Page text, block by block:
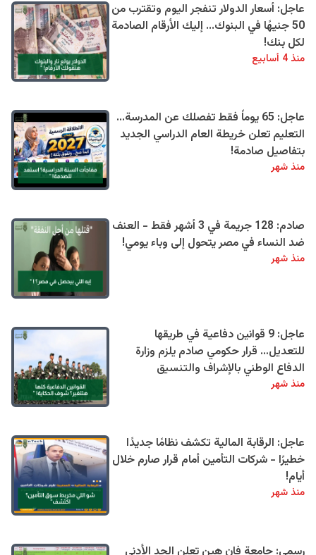
عاجل: أسعار الدولار تنفجر اليوم وتقترب من
50 جنيهًا في البنوك... إليك الأرقام الصادمة
لكل بنك!
منذ 4 أسابيع
عاجل: 65 يوماً فقط تفصلك عن المدرسة...
التعليم تعلن خريطة العام الدراسي الجديد
بتفاصيل صادمة!
منذ شهر
صادم: 128 جريمة في 3 أشهر فقط - العنف
ضد النساء في مصر يتحول إلى وباء يومي!
منذ شهر
عاجل: 9 قوانين دفاعية في طريقها
للتعديل… قرار حكومي صادم يلزم وزارة
الدفاع الوطني بالإشراف والتنسيق
منذ شهر
عاجل: الرقابة المالية تكشف نظامًا جديدًا
خطيرًا - شركات التأمين أمام قرار صارم خلال
أيام!
منذ شهر